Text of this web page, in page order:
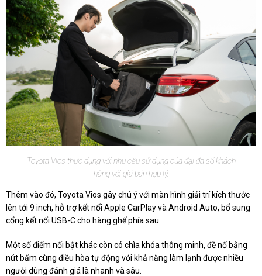
Toyota Vios thực dụng với nhu cầu sử dụng của đại đa số khách
hàng với giá bán hợp lý.
Thêm vào đó, Toyota Vios gây chú ý với màn hình giải trí kích thước
lên tới 9 inch, hỗ trợ kết nối Apple CarPlay và Android Auto, bổ sung
cổng kết nối USB-C cho hàng ghế phía sau.
Một số điểm nổi bật khác còn có chìa khóa thông minh, đề nổ bằng
nút bấm cùng điều hòa tự động với khả năng làm lạnh được nhiều
người dùng đánh giá là nhanh và sâu.